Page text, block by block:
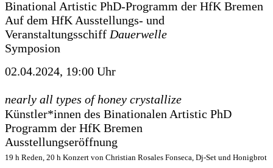
Binational Artistic PhD-Programm der HfK Bremen
Auf dem HfK Ausstellungs- und
Veranstaltungsschiff Dauerwelle
Symposion
02.04.2024, 19:00 Uhr
nearly all types of honey crystallize
Künstler*innen des Binationalen Artistic PhD
Programm der HfK Bremen
Ausstellungseröffnung
19 h Reden, 20 h Konzert von Christian Rosales Fonseca, Dj-Set und Honigbrot